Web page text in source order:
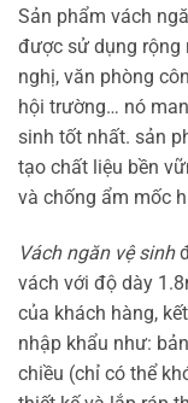
Sản phẩm vách
được sử dụng rộng
nghị, văn phòng
hội trường… nó
sinh tốt nhất. sản
tạo chất liệu bền
và chống ẩm mốc
Vách ngăn vệ sinh
vách với độ dày
của khách hàng,
nhập khẩu như:
chiều (chỉ có thể